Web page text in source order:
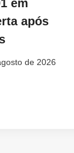
em
após
de 2026